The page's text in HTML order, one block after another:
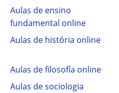
Aulas de ensino
fundamental online
Aulas de história online
Aulas de filosofía online
Aulas de sociologia